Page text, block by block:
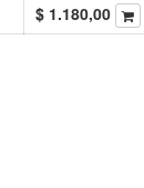
$ 1.180,00